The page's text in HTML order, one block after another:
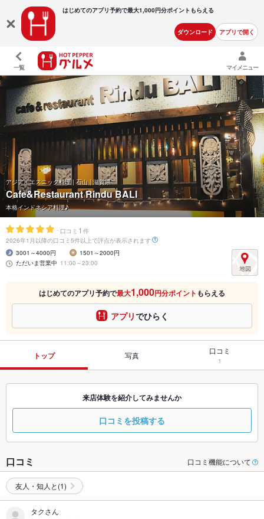
はじめてのアプリ予約で最大1,000円分ポイントもらえる
ダウンロード アプリで開く
一覧 マイメニュー
アジア・エスニック料理 | 石山 | 滋賀県
Cafe&Restaurant Rindu BALI
本格インドネシア料理♪
- 口コミ 1 件
2026年1月以降の口コミ5件以上で評点が表示されます
3001～4000円
1501～2000円
ただいま営業中 11:00～23:00
はじめてのアプリ予約で最大1,000円分ポイント もらえる
アプリでひらく
トップ 写真 口コミ
1
来店体験を紹介してみませんか
口コミを投稿する
口コミ 口コミ機能について
友人・知人と(1)
タクさん